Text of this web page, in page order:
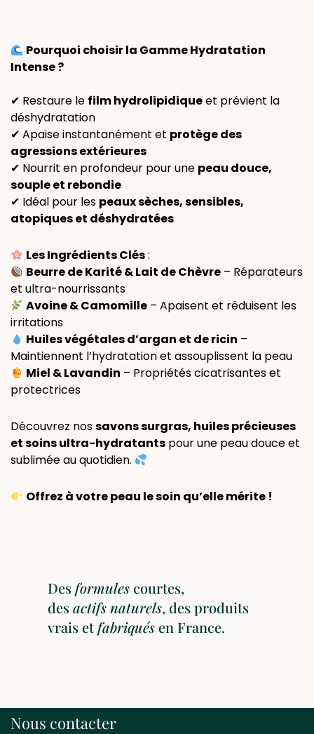
Pourquoi choisir la Gamme Hydratation
Intense ?
✔ Restaure le film hydrolipidiqueet prévient la
déshydratation
✔ Apaise instantanément et protège des
agressions extérieures
✔ Nourrit en profondeur pour une peau douce,
souple et rebondie
✔ Idéal pour les peaux sèches, sensibles,
atopiques et déshydratées
Les Ingrédients Clés:
Beurre de Karité & Lait de Chèvre – Réparateurs
et ultra-nourrissants
Avoine & Camomille – Apaisent et réduisent les
irritations
Huiles végétales d’argan et de ricin –
Maintiennent l’hydratation et assouplissent la peau
Miel & Lavandin – Propriétés cicatrisantes et
protectrices
Découvrez nossavons surgras, huiles précieuses
et soins ultra-hydratants pour une peau douce et
sublimée au quotidien.
Offrez à votre peau le soin qu’elle mérite !
Desformulescourtes,
desactifsnaturels, des produits
vrais etfabriquésen France.
Nous contacter